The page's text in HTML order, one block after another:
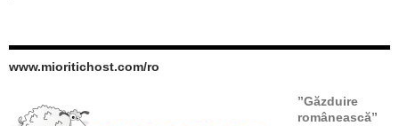
www.mioritichost.com/ro
”Găzduire
românească”